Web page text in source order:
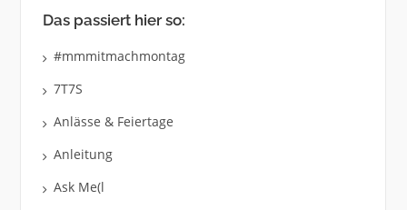
Das passiert hier so:
#mmmitmachmontag
7T7S
Anlässe & Feiertage
Anleitung
Ask Me(l